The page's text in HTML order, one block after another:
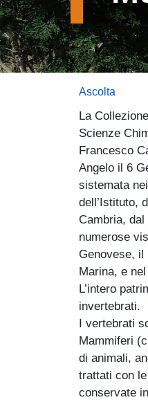
Ascolta
La
Scienze
Francesco
Angelo il 6
sistemata
dell’Istituto,
Cambria,
numerose
Genovese, il
Marina, e
L’intero
invertebrati.
I vertebrati
Mammiferi
di animali,
trattati con
conservate